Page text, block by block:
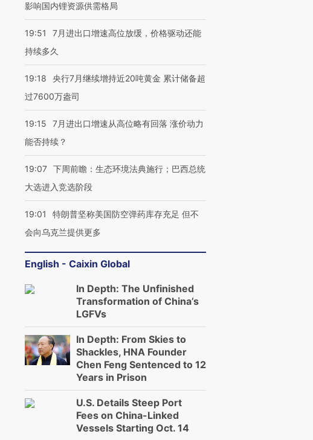
影响国内锂资源供需格局
19:51
7月进出口增速高位放缓，价格驱动还能
持续多久
19:18
央行7月继续增持近20吨黄金 累计储备超
过7600万盎司
19:15
7月进出口增速从高位略有回落 涨价动力
能否持续？
19:07 下周前瞻：生态环境法典施行；巴西总统
大选进入竞选阶段
19:01
特朗普坚称美国防空弹药库存充足 但不
会向乌克兰提供更多
English - Caixin Global
In Depth: The Unfinished
Transformation of China’s
LGFVs
In Depth: From Skies to
Shackles, HNA Founder
Chen Feng Sentenced to 12
Years in Prison
U.S. Details Steep Port
Fees on China-Linked
Vessels Starting Oct. 14